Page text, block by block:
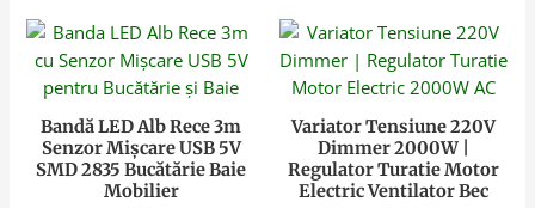
Bandă LED Alb Rece 3m
Senzor Mișcare USB 5V
SMD 2835 Bucătărie Baie
Mobilier
Variator Tensiune 220V
Dimmer 2000W |
Regulator Turatie Motor
Electric Ventilator Bec